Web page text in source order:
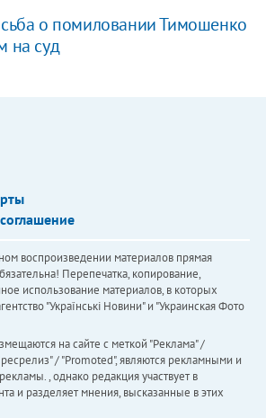
о помиловании Тимошенко
на суд
воспроизведении материалов прямая
Перепечатка, копирование,
использование материалов, в которых
"Українськi Новини" и "Украинская Фото
на сайте с меткой "Реклама" /
/ "Promoted", являются рекламными и
, однако редакция участвует в
и разделяет мнения, высказанные в этих